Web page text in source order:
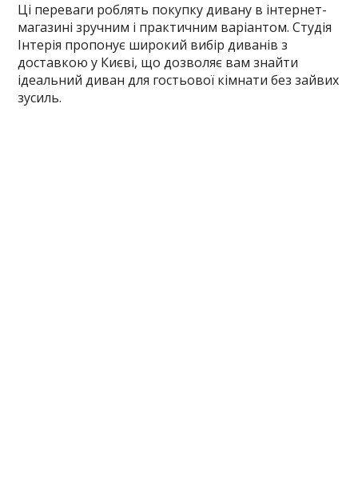
Ці переваги роблять покупку дивану в інтернет-
магазині зручним і практичним варіантом. Студія
Інтерія пропонує широкий вибір диванів з
доставкою у Києві, що дозволяє вам знайти
ідеальний диван для гостьової кімнати без зайвих
зусиль.